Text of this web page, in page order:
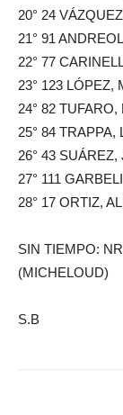
20° 24
21° 91
22° 77
23° 123 LÓPEZ,
24° 82
25° 84 TRAPPA,
26° 43
27° 111
28° 17 ORTIZ,
SIN TIEMPO:
(MICHELOUD)
S.B